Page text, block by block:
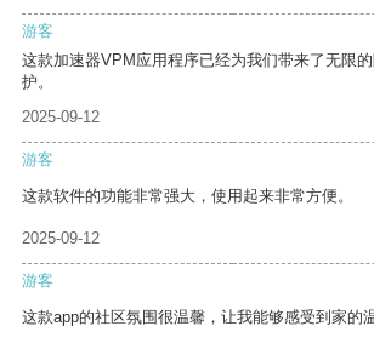
游客
这款加速器VPM应用程序已经为我们带来了无限
护。
2025-09-12
游客
这款软件的功能非常强大，使用起来非常方便。
2025-09-12
游客
这款app的社区氛围很温馨，让我能够感受到家的温